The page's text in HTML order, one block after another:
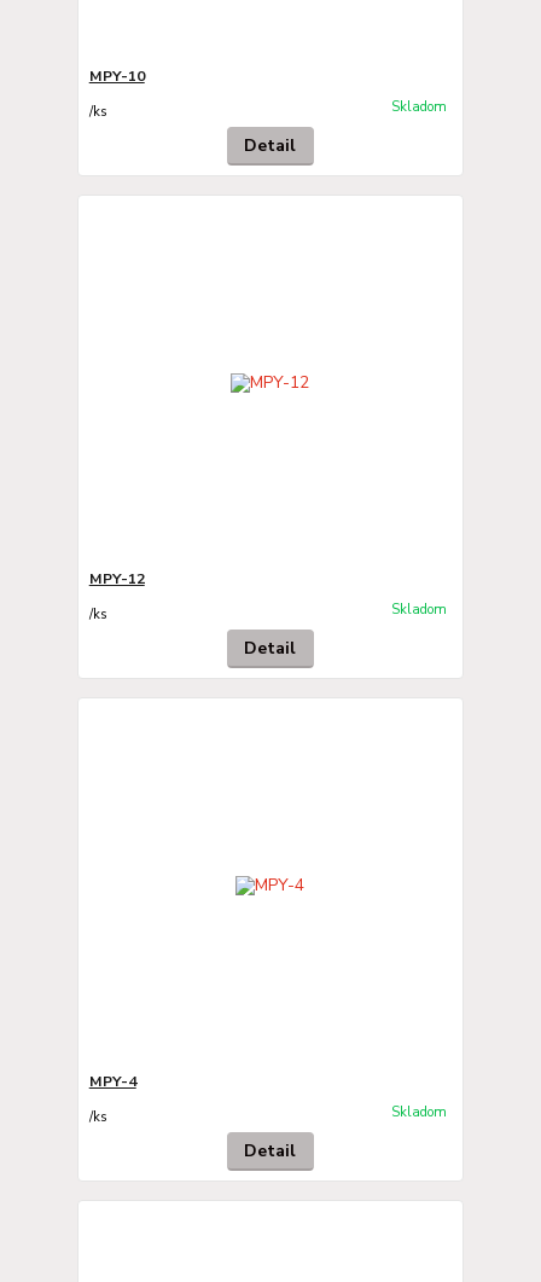
MPY-10
/ks Skladom
Detail
MPY-12
/ks Skladom
Detail
MPY-4
/ks Skladom
Detail